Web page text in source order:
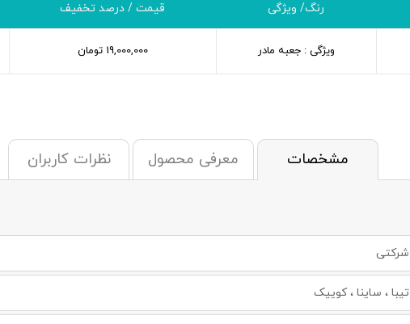
رنگ/ ویژگی قیمت / درصد تخفیف
ویژگی : جعبه مادر 19,000,000 تومان
مشخصات معرفی محصول نظرات کاربران
شرکتی
تیبا ، ساینا ، کوییک